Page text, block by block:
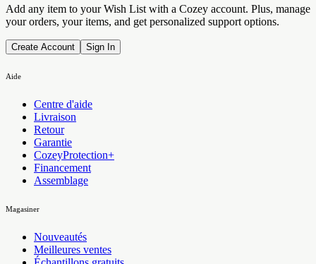
Add any item to your Wish List with a Cozey account. Plus, manage
your orders, your items, and get personalized support options.
Create Account Sign In
Aide
Centre d'aide
Livraison
Retour
Garantie
CozeyProtection+
Financement
Assemblage
Magasiner
Nouveautés
Meilleures ventes